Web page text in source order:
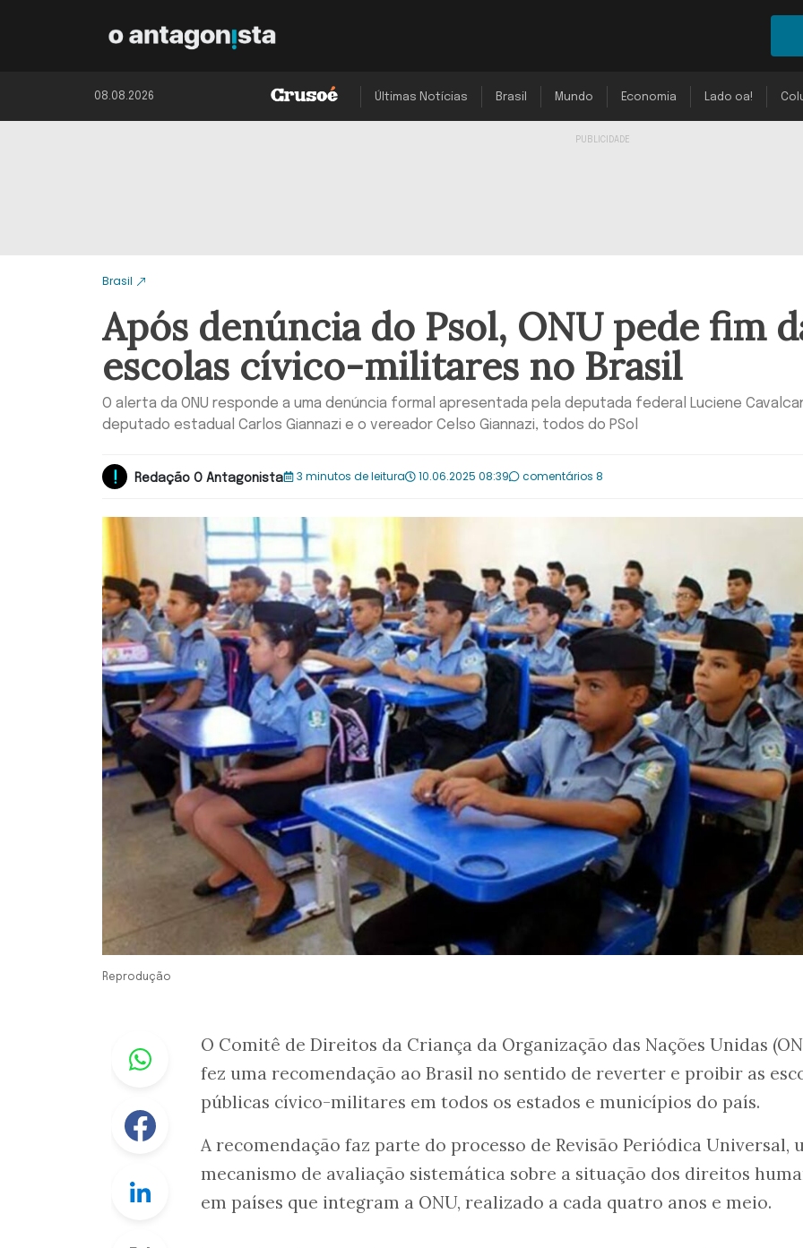
08.08.2026 Últimas Notícias Brasil Mundo Economia Lado oa!
Brasil
Após denúncia do Psol, ONU pede fim
escolas cívico-militares no Brasil
O alerta da ONU responde a uma denúncia formal apresentada pela deputada federal Luciene
deputado estadual Carlos Giannazi e o vereador Celso Giannazi, todos do PSol
Redação O Antagonista 3 minutos de leitura 10.06.2025 08:39 comentários 8
Reprodução
Whastapp
Facebook
Linkedin
O Comitê de Direitos da Criança da Organização das Nações Unidas
fez uma recomendação ao Brasil no sentido de reverter e proibir as
públicas cívico-militares em todos os estados e municípios do país.
A recomendação faz parte do processo de Revisão Periódica Universal,
mecanismo de avaliação sistemática sobre a situação dos direitos
em países que integram a ONU, realizado a cada quatro anos e meio.